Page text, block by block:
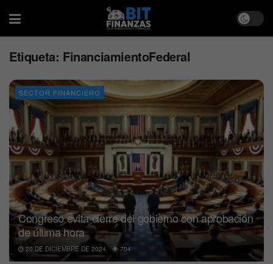
Etiqueta: FinanciamientoFederal
SECTOR FINANCIERO
Congreso evita cierre del gobierno con aprobación
de última hora
20 DE DICIEMBRE DE 2024 704